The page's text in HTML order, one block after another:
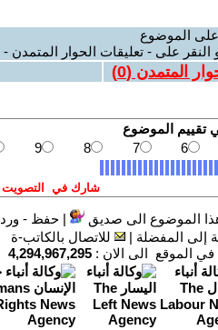
على الموضوع
النقر على - تعليقات الحوار المتمدن -
المتمدن (0
)
الموضوع الى صديق |حفظ - ورد
إلى المفضلة |
للاتصال بالكاتب-ة
الموقع الى الان : 4,294,967,295